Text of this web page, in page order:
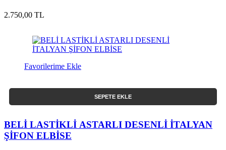
2.750,00 TL
Favorilerime Ekle
SEPETE EKLE
BELİ LASTİKLİ ASTARLI DESENLİ İTALYAN
ŞİFON ELBİSE